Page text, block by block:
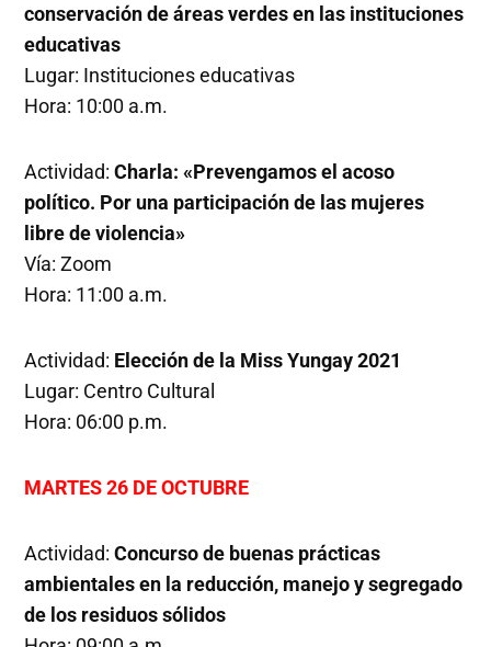
conservación de áreas verdes en las instituciones
educativas
Lugar: Instituciones educativas
Hora: 10:00 a.m.
Actividad:Charla: «Prevengamos el acoso
político. Por una participación de las mujeres
libre de violencia»
Vía: Zoom
Hora: 11:00 a.m.
Actividad: Elección de la Miss Yungay 2021
Lugar: Centro Cultural
Hora: 06:00 p.m.
MARTES 26 DE OCTUBRE
Actividad:Concurso de buenas prácticas
ambientales en la reducción, manejo y segregado
de los residuos sólidos